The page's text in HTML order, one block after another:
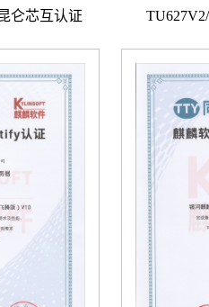
仑芯互认证